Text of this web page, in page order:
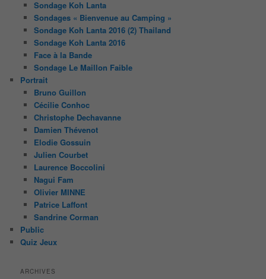
Sondage Koh Lanta
Sondages « Bienvenue au Camping »
Sondage Koh Lanta 2016 (2) Thailand
Sondage Koh Lanta 2016
Face à la Bande
Sondage Le Maillon Faible
Portrait
Bruno Guillon
Cécilie Conhoc
Christophe Dechavanne
Damien Thévenot
Elodie Gossuin
Julien Courbet
Laurence Boccolini
Nagui Fam
Olivier MINNE
Patrice Laffont
Sandrine Corman
Public
Quiz Jeux
ARCHIVES